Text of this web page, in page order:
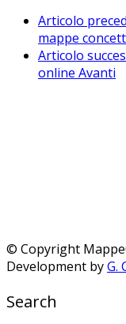
Articolo
mappe
Articolo
online Avanti
© Copyright
Development byG.
Search